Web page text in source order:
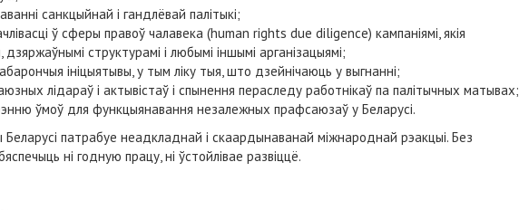
санкцыйнай і гандлёвай палітыкі;
ў сферы правоў чалавека (human rights due diligence) кампаніямі, якія
структурамі і любымі іншымі арганізацыямі;
ініцыятывы, у тым ліку тыя, што дзейнічаюць у выгнанні;
лідараў і актывістаў і спынення пераследу работнікаў па палітычных матывах;
ўмоў для функцыянавання незалежных прафсаюзаў у Беларусі.
патрабуе неадкладнай і скаардынаванай міжнароднай рэакцыі. Без
ні годную працу, ні ўстойлівае развіццё.